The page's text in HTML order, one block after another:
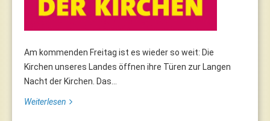
Am kommenden Freitag ist es wieder so weit: Die
Kirchen unseres Landes öffnen ihre Türen zur Langen
Nacht der Kirchen. Das...
Weiterlesen